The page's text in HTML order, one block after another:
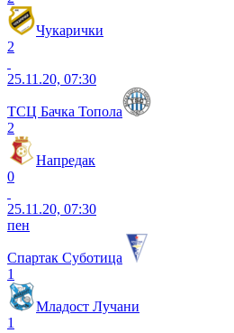
Чукарички
2
25.11.20, 07:30
ТСЦ Бачка Топола
2
Напредак
0
25.11.20, 07:30
пен
Спартак Суботица
1
Младост Лучани
1